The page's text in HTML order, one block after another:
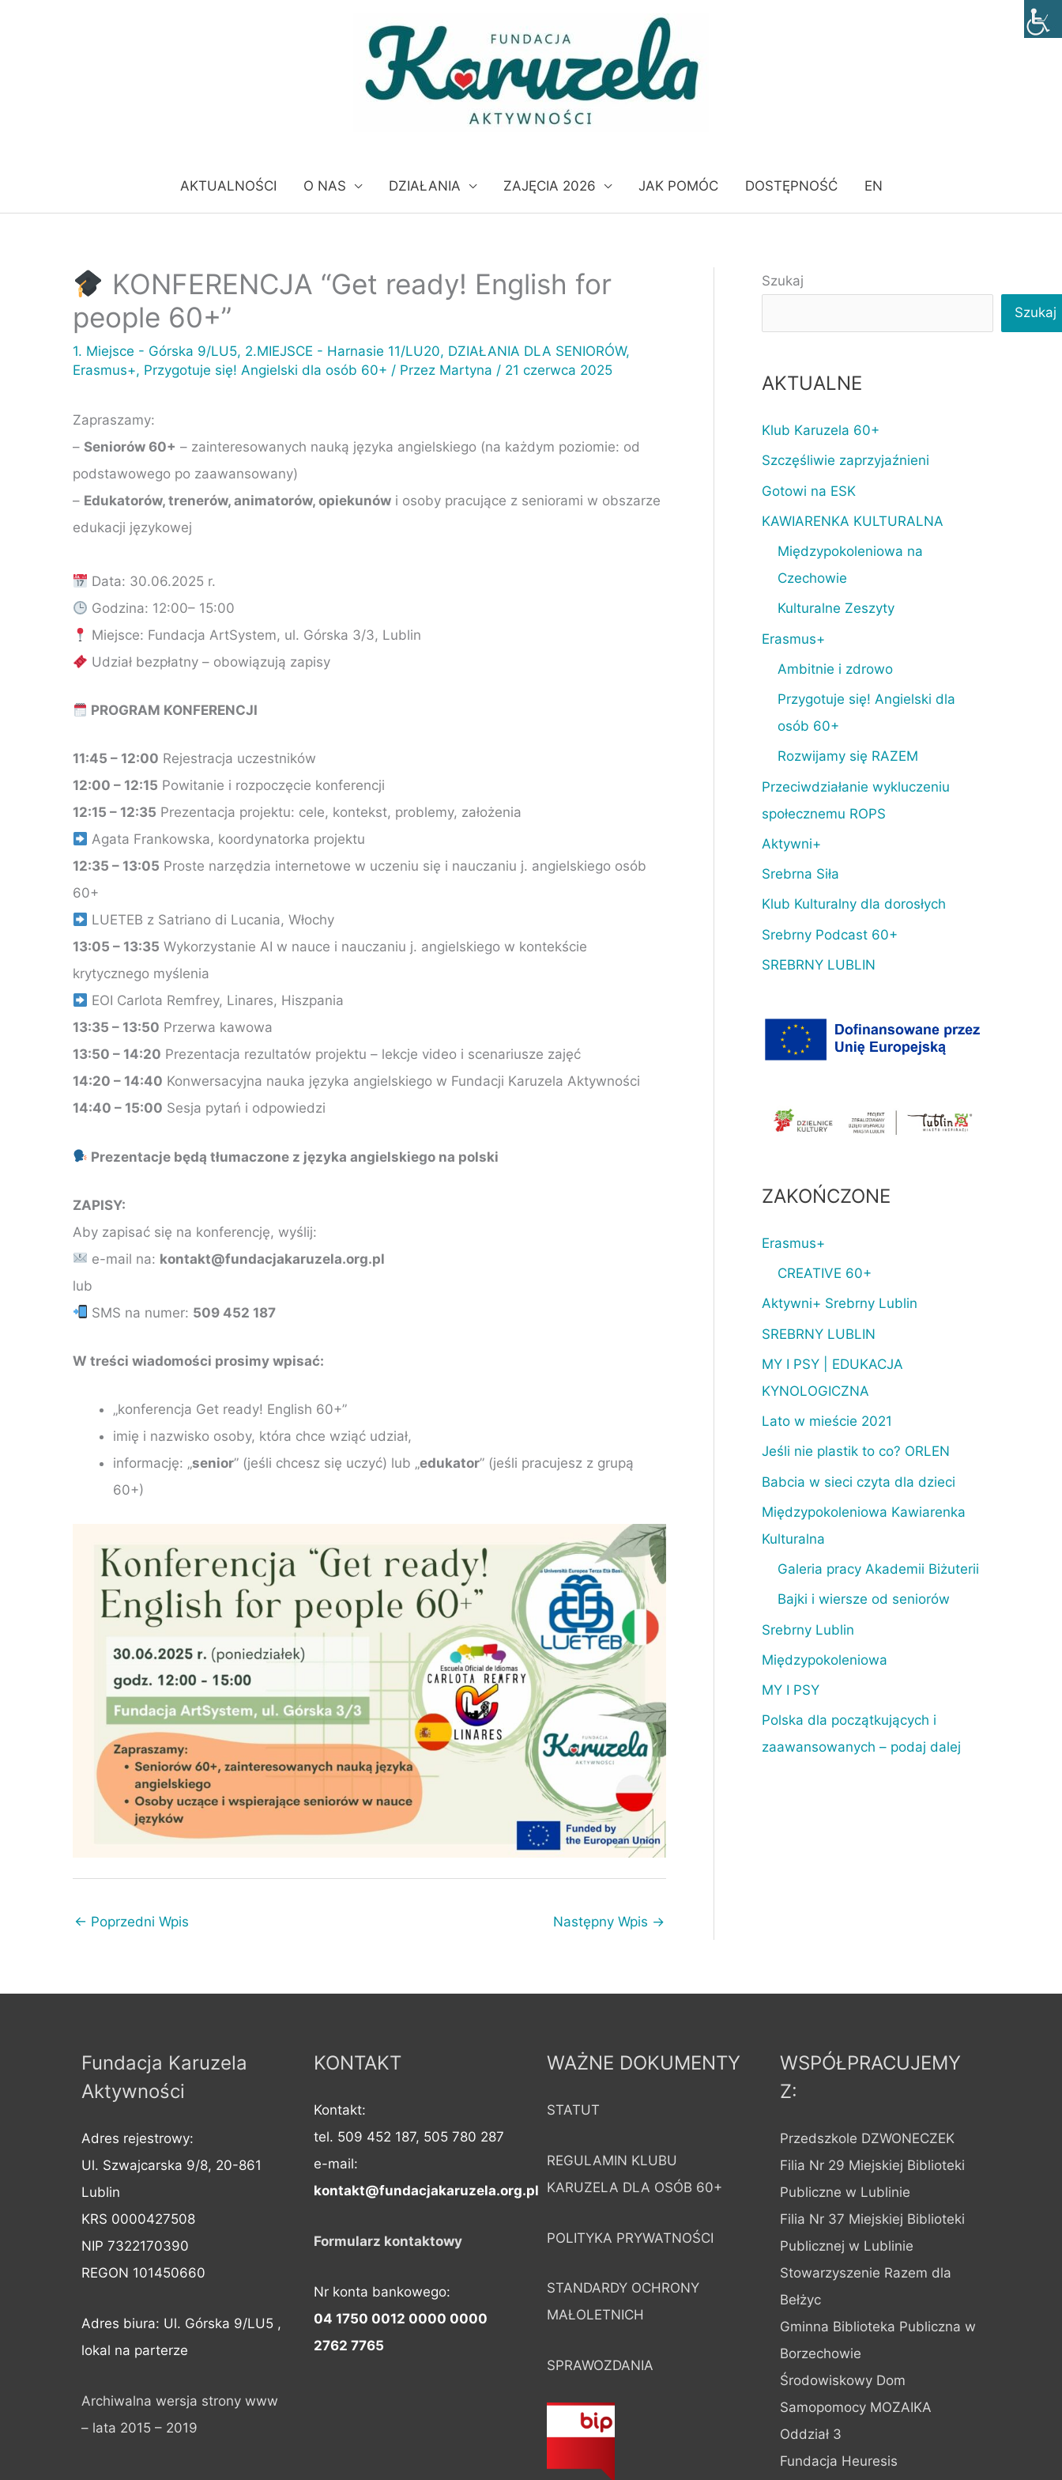
AKTUALNOŚCI O NAS DZIAŁANIA ZAJĘCIA 2026 JAK POMÓC DOSTĘPNOŚĆ EN
KONFERENCJA “Get ready! English for
people 60+”
1. Miejsce - Górska 9/LU5, 2.MIEJSCE - Harnasie 11/LU20, DZIAŁANIA DLA SENIORÓW,
Erasmus+, Przygotuje się! Angielski dla osób 60+ / Przez Martyna / 21 czerwca 2025
Zapraszamy:
– Seniorów 60+ – zainteresowanych nauką języka angielskiego (na każdym poziomie: od
podstawowego po zaawansowany)
– Edukatorów, trenerów, animatorów, opiekunów i osoby pracujące z seniorami w obszarze
edukacji językowej
Data: 30.06.2025 r.
Godzina: 12:00– 15:00
Miejsce: Fundacja ArtSystem, ul. Górska 3/3, Lublin
Udział bezpłatny – obowiązują zapisy
PROGRAM KONFERENCJI
11:45 – 12:00 Rejestracja uczestników
12:00 – 12:15 Powitanie i rozpoczęcie konferencji
12:15 – 12:35 Prezentacja projektu: cele, kontekst, problemy, założenia
Agata Frankowska, koordynatorka projektu
12:35 – 13:05 Proste narzędzia internetowe w uczeniu się i nauczaniu j. angielskiego osób
60+
LUETEB z Satriano di Lucania, Włochy
13:05 – 13:35 Wykorzystanie AI w nauce i nauczaniu j. angielskiego w kontekście
krytycznego myślenia
EOI Carlota Remfrey, Linares, Hiszpania
13:35 – 13:50 Przerwa kawowa
13:50 – 14:20 Prezentacja rezultatów projektu – lekcje video i scenariusze zajęć
14:20 – 14:40 Konwersacyjna nauka języka angielskiego w Fundacji Karuzela Aktywności
14:40 – 15:00 Sesja pytań i odpowiedzi
Prezentacje będą tłumaczone z języka angielskiego na polski
ZAPISY:
Aby zapisać się na konferencję, wyślij:
e-mail na: kontakt@fundacjakaruzela.org.pl
lub
SMS na numer: 509 452 187
W treści wiadomości prosimy wpisać:
„konferencja Get ready! English 60+”
imię i nazwisko osoby, która chce wziąć udział,
informację: „senior” (jeśli chcesz się uczyć) lub „edukator” (jeśli pracujesz z grupą
60+)
← Poprzedni Wpis Następny Wpis →
Szukaj
Szukaj
AKTUALNE
Klub Karuzela 60+
Szczęśliwie zaprzyjaźnieni
Gotowi na ESK
KAWIARENKA KULTURALNA
Międzypokoleniowa na
Czechowie
Kulturalne Zeszyty
Erasmus+
Ambitnie i zdrowo
Przygotuje się! Angielski dla
osób 60+
Rozwijamy się RAZEM
Przeciwdziałanie wykluczeniu
społecznemu ROPS
Aktywni+
Srebrna Siła
Klub Kulturalny dla dorosłych
Srebrny Podcast 60+
SREBRNY LUBLIN
ZAKOŃCZONE
Erasmus+
CREATIVE 60+
Aktywni+ Srebrny Lublin
SREBRNY LUBLIN
MY I PSY | EDUKACJA
KYNOLOGICZNA
Lato w mieście 2021
Jeśli nie plastik to co? ORLEN
Babcia w sieci czyta dla dzieci
Międzypokoleniowa Kawiarenka
Kulturalna
Galeria pracy Akademii Biżuterii
Bajki i wiersze od seniorów
Srebrny Lublin
Międzypokoleniowa
MY I PSY
Polska dla początkujących i
zaawansowanych – podaj dalej
Fundacja Karuzela
Aktywności
Adres rejestrowy:
Ul. Szwajcarska 9/8, 20-861
Lublin
KRS 0000427508
NIP 7322170390
REGON 101450660
Adres biura: Ul. Górska 9/LU5 ,
lokal na parterze
Archiwalna wersja strony www
– lata 2015 – 2019
KONTAKT
Kontakt:
tel. 509 452 187, 505 780 287
e-mail:
kontakt@fundacjakaruzela.org.pl
Formularz kontaktowy
Nr konta bankowego:
04 1750 0012 0000 0000
2762 7765
WAŻNE DOKUMENTY
STATUT
REGULAMIN KLUBU
KARUZELA DLA OSÓB 60+
POLITYKA PRYWATNOŚCI
STANDARDY OCHRONY
MAŁOLETNICH
SPRAWOZDANIA
WSPÓŁPRACUJEMY
Z:
Przedszkole DZWONECZEK
Filia Nr 29 Miejskiej Biblioteki
Publiczne w Lublinie
Filia Nr 37 Miejskiej Biblioteki
Publicznej w Lublinie
Stowarzyszenie Razem dla
Bełżyc
Gminna Biblioteka Publiczna w
Borzechowie
Środowiskowy Dom
Samopomocy MOZAIKA
Oddział 3
Fundacja Heuresis